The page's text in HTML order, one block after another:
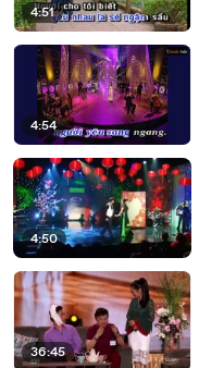
4:51
4:54
4:50
36:45